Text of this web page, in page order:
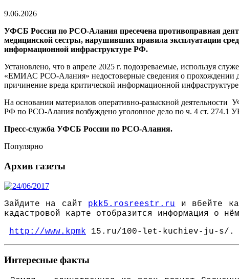
9.06.2026
УФСБ России по РСО-Алания пресечена противоправная
медицинской сестры, нарушивших правила эксплуатации
информационной инфраструктуре РФ.
Установлено, что в апреле 2025 г. подозреваемые, используя
«ЕМИАС РСО-Алания» недостоверные сведения о прохождении
причинение вреда критической информационной
На основании материалов оперативно-разыскной деятельности
РФ по РСО-Алания возбуждено уголовное дело по ч. 4 ст. 274.1
Пресс-служба УФСБ России по РСО-Алания.
Популярно
Архив газеты
Зайдите на сайт pkk5.rosreestr.ru и вбейте
кадастровой карте отобразится информация о
http://www.kpmk 15.ru/100-let-kuchiev-ju-s/.
Интересные факты